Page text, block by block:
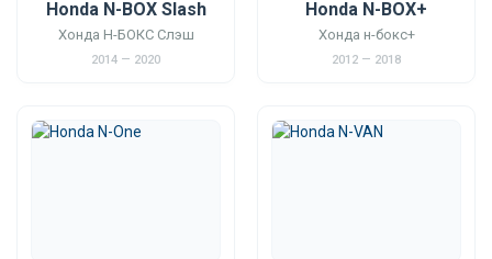
Honda N-BOX Slash
Хонда Н-БОКС Слэш
2014 — 2020
Honda N-BOX+
Хонда н-бокс+
2012 — 2018